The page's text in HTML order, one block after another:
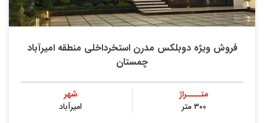
فروش ویژه دوبلکس مدرن استخرداخلی منطقه امیرآباد
چمستان
متــــراژ
۳۰۰ متر
شهر
امیرآباد